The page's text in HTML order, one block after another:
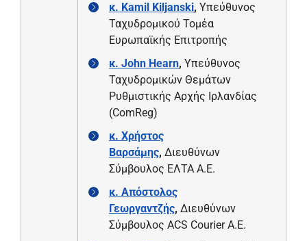
κ. Kamil Kiljanski, Υπεύθυνος
Ταχυδρομικού Τομέα
Ευρωπαϊκής Επιτροπής
κ. John Hearn, Υπεύθυνος
Ταχυδρομικών Θεμάτων
Ρυθμιστικής Αρχής Ιρλανδίας
(ComReg)
κ. Χρήστος
Βαρσάμης, Διευθύνων
Σύμβουλος ΕΛΤΑ Α.Ε.
κ. Απόστολος
Γεωργαντζής, Διευθύνων
Σύμβουλος ACS Courier A.E.